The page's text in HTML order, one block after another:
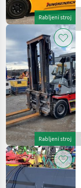
Rabljeni stroj
Rabljeni stroj